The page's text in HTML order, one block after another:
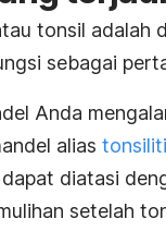
tonsil adalah
sebagai
Anda
alias
dapat diatasi
setelah